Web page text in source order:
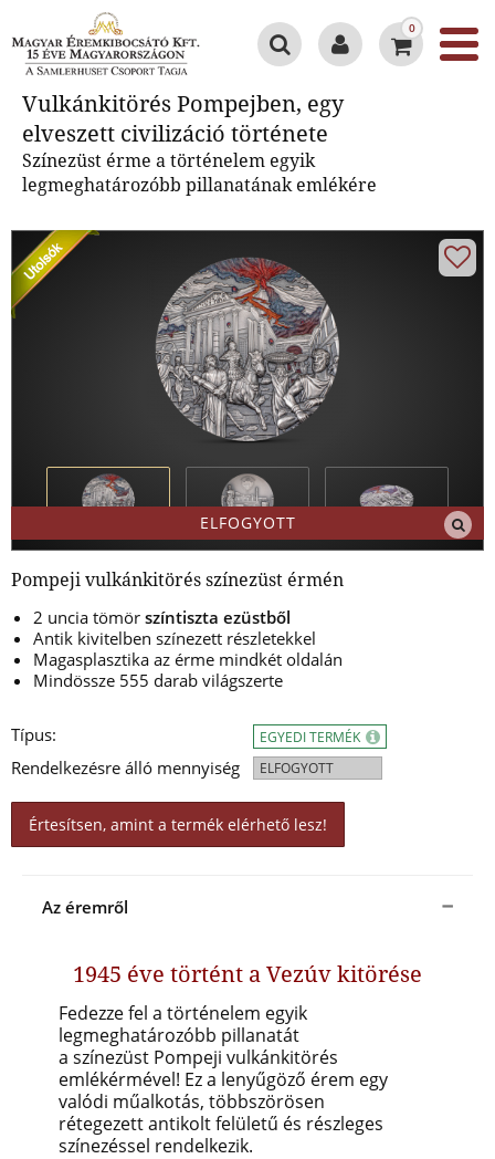
0
Vulkánkitörés Pompejben, egy
elveszett civilizáció története
Színezüst érme a történelem egyik
legmeghatározóbb pillanatának emlékére
ELFOGYOTT
Pompeji vulkánkitörés színezüst érmén
2 uncia tömör színtiszta ezüstből
Antik kivitelben színezett részletekkel
Magasplasztika az érme mindkét oldalán
Mindössze 555 darab világszerte
Típus:
Rendelkezésre álló mennyiség
EGYEDI TERMÉK
ELFOGYOTT
Értesítsen, amint a termék elérhető lesz!
Az éremről
1945 éve történt a Vezúv kitörése
Fedezze fel a történelem egyik
legmeghatározóbb pillanatát
a színezüst Pompeji vulkánkitörés
emlékérmével! Ez a lenyűgöző érem egy
valódi műalkotás, többszörösen
rétegezettantikolt felületű és részleges
színezéssel rendelkezik.
Vulkánkitörés Pompejben, egy
elveszett civilizáció története